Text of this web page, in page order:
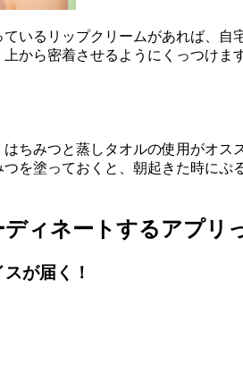
いるリップクリームがあれば、
から密着させるようにくっつけ
ちみつと蒸しタオルの使用がオ
を塗っておくと、朝起きた時に
ィネートするアプリ
が届く！